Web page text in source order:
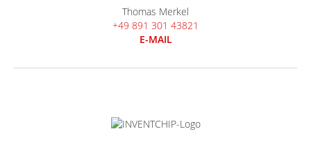
Thomas Merkel
+49 891 301 43821
E-MAIL